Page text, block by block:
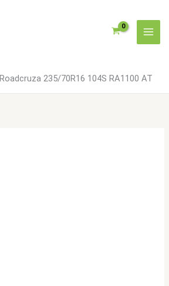
Roadcruza 235/70R16 104S RA1100 AT